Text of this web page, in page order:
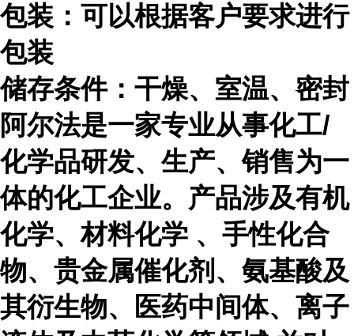
包装：可以根据客户要求进行
包装
储存条件：干燥、室温、密封
阿尔法是一家专业从事化工/
化学品研发、生产、销售为一
体的化工企业。产品涉及有机
化学、材料化学 、手性化合
物、贵金属催化剂、氨基酸及
其衍生物、医药中间体、离子